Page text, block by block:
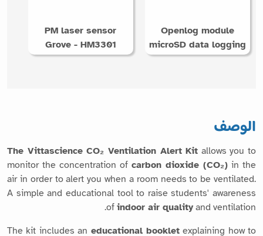
Openlog module
microSD data logging
PM laser sensor
Grove - HM3301
الوصف
The Vittascience CO₂ Ventilation Alert Kit allows you to
monitor the concentration of carbon dioxide (CO₂) in the
air in order to alert you when a room needs to be ventilated.
A simple and educational tool to raise students' awareness
of indoor air quality and ventilation.
The kit includes an educational bookletexplaining how to